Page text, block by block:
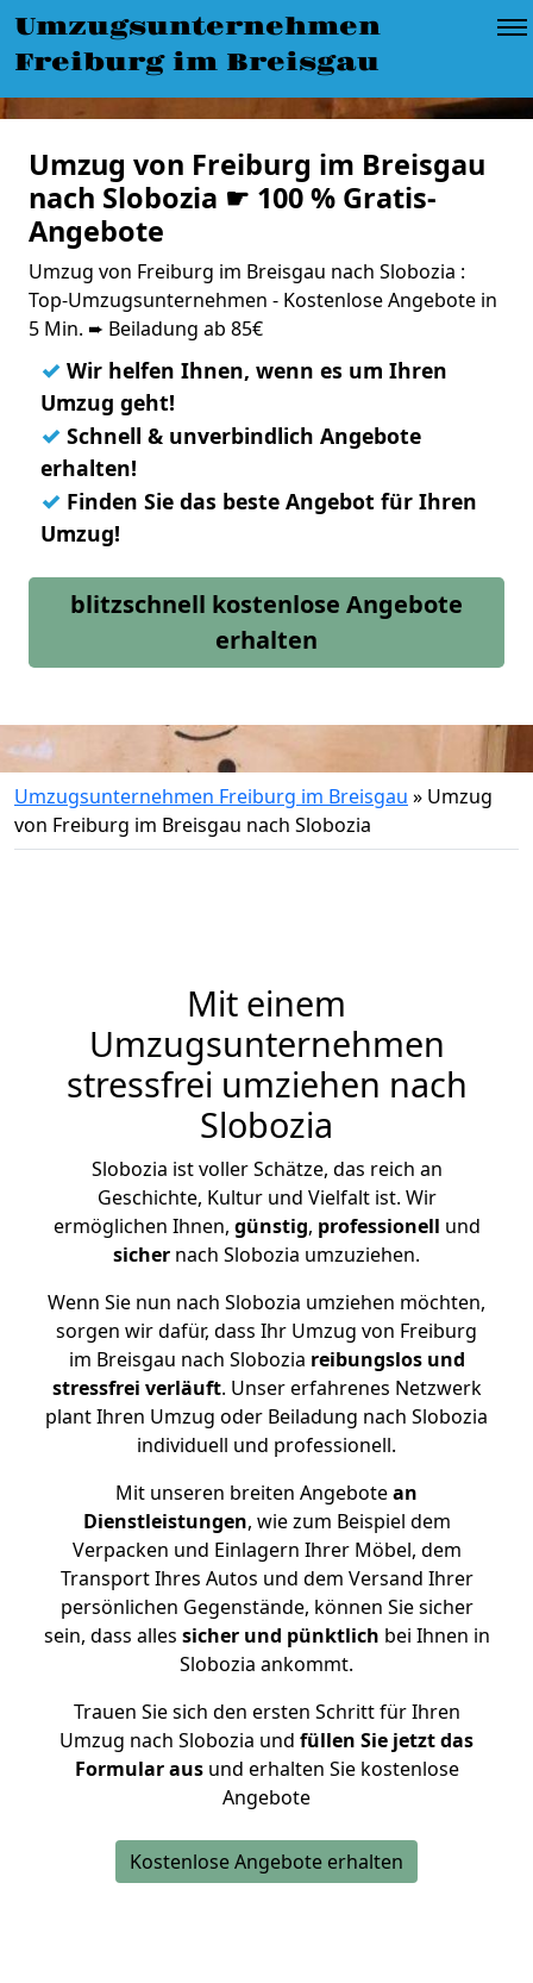
Umzugsunternehmen
Freiburg im Breisgau
Umzug von Freiburg im Breisgau
nach Slobozia ☛ 100 % Gratis-
Angebote
Umzug von Freiburg im Breisgau nach Slobozia :
Top-Umzugsunternehmen - Kostenlose Angebote in
5 Min. ➨ Beiladung ab 85€
✓ Wir helfen Ihnen, wenn es um Ihren
Umzug geht!
✓ Schnell & unverbindlich Angebote
erhalten!
✓ Finden Sie das beste Angebot für Ihren
Umzug!
blitzschnell kostenlose Angebote
erhalten
Umzugsunternehmen Freiburg im Breisgau » Umzug
von Freiburg im Breisgau nach Slobozia
Mit einem
Umzugsunternehmen
stressfrei umziehen nach
Slobozia
Slobozia ist voller Schätze, das reich an
Geschichte, Kultur und Vielfalt ist. Wir
ermöglichen Ihnen, günstig, professionell und
sicher nach Slobozia umzuziehen.
Wenn Sie nun nach Slobozia umziehen möchten,
sorgen wir dafür, dass Ihr Umzug von Freiburg
im Breisgau nach Slobozia reibungslos und
stressfrei verläuft. Unser erfahrenes Netzwerk
plant Ihren Umzug oder Beiladung nach Slobozia
individuell und professionell.
Mit unseren breiten Angebotean
Dienstleistungen, wie zum Beispiel dem
Verpacken und Einlagern Ihrer Möbel, dem
Transport Ihres Autos und dem Versand Ihrer
persönlichen Gegenstände, können Sie sicher
sein, dass alles sicher und pünktlich bei Ihnen in
Slobozia ankommt.
Trauen Sie sich den ersten Schritt für Ihren
Umzug nach Slobozia und füllen Sie jetzt das
Formular ausund erhalten Sie kostenlose
Angebote
Kostenlose Angebote erhalten